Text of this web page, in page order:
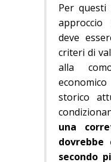
Per
deve
criteri di
alla
storico
una
dovrebbe
secondo